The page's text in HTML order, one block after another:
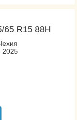
65 R15 88H
2025